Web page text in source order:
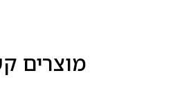
מוצרים